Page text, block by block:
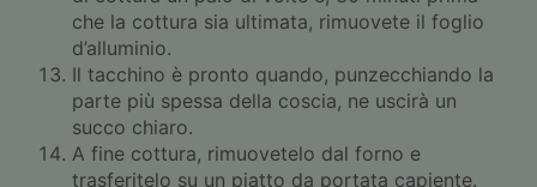
che la cottura sia ultimata, rimuovete il foglio
d’alluminio.
Il tacchino è pronto quando, punzecchiando la
parte più spessa della coscia, ne uscirà un
succo chiaro.
A fine cottura, rimuovetelo dal forno e
trasferitelo su un piatto da portata capiente.